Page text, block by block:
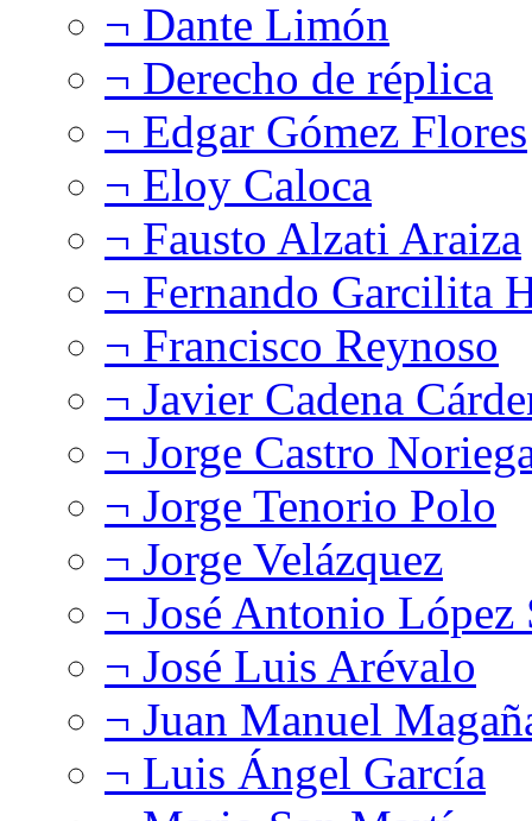
¬ Dante Limón
¬ Derecho de réplica
¬ Edgar Gómez Flores
¬ Eloy Caloca
¬ Fausto Alzati Araiza
¬ Fernando Garcilita
¬ Francisco Reynoso
¬ Javier Cadena
¬ Jorge Castro
¬ Jorge Tenorio Polo
¬ Jorge Velázquez
¬ José Antonio López
¬ José Luis Arévalo
¬ Juan Manuel
¬ Luis Ángel García